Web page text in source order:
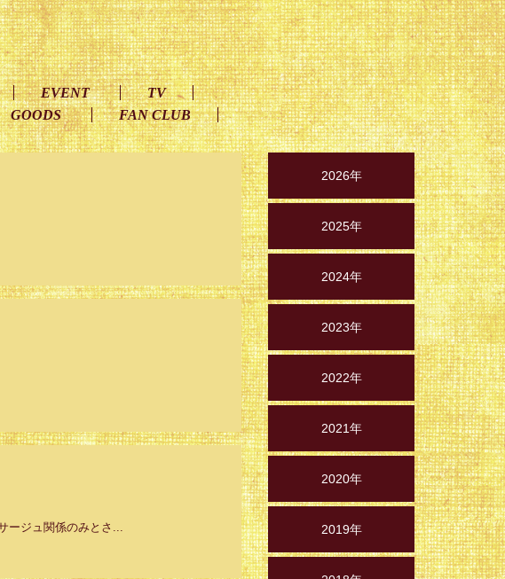
EVENT
TV
GOODS FAN CLUB
ージュ関係のみとさ...
2026年
2025年
2024年
2023年
2022年
2021年
2020年
2019年